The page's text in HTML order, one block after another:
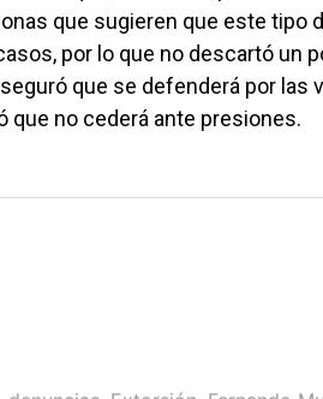
que sugieren que este tipo
por lo que no descartó un
que se defenderá por las
que no cederá ante presiones.